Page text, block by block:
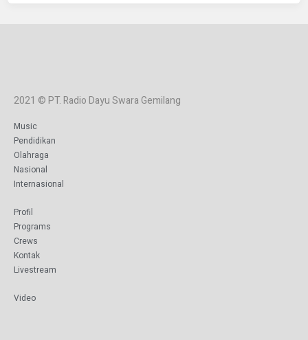
2021 © PT. Radio Dayu Swara Gemilang
Music
Pendidikan
Olahraga
Nasional
Internasional
Profil
Programs
Crews
Kontak
Livestream
Video